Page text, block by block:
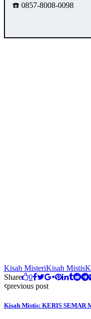
☎️ 0857-8008-0098
Kisah MisteriKisah Mistis
Share
0
previous post
Kisah Mistis: KERIS SEMAR